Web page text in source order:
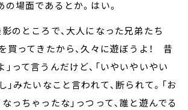
場面であるとか。はい。
影のところで、大人になった兄弟たち
買ってきたから、久々に遊ぼうよ！ 昔
って言うんだけど、「いやいやいやい
」みたいなこと言われて、断られて。「お
っちゃったな」っつって、誰と遊んでる